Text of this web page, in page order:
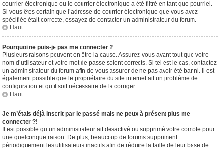
courrier électronique ou le courrier électronique a été filtré en tant que pourriel.
Si vous êtes certain que l’adresse de courrier électronique que vous avez
spécifiée était correcte, essayez de contacter un administrateur du forum.
Haut
Pourquoi ne puis-je pas me connecter ?
Plusieurs raisons peuvent en être la cause. Assurez-vous avant tout que votre
nom d’utilisateur et votre mot de passe soient corrects. Si tel est le cas, contactez
un administrateur du forum afin de vous assurer de ne pas avoir été banni. Il est
également possible que le propriétaire du site internet ait un problème de
configuration et qu’il soit nécessaire de la corriger.
Haut
Je m’étais déjà inscrit par le passé mais ne peux à présent plus me
connecter ?!
Il est possible qu’un administrateur ait désactivé ou supprimé votre compte pour
une quelconque raison. De plus, beaucoup de forums suppriment
périodiquement les utilisateurs inactifs afin de réduire la taille de leur base de